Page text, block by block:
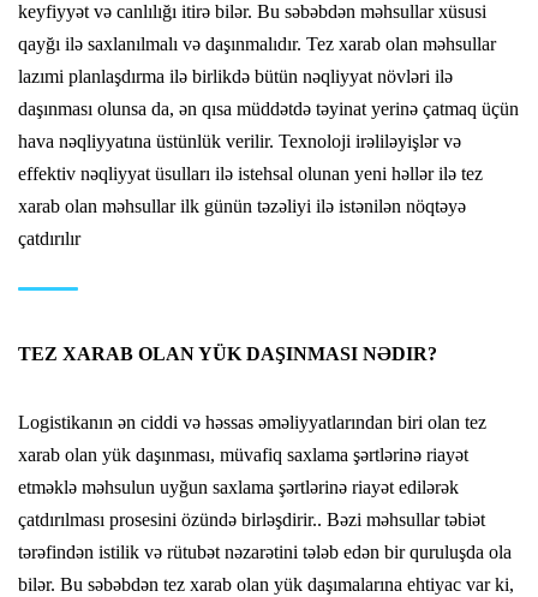
keyfiyyət və canlılığı itirə bilər. Bu səbəbdən məhsullar xüsusi
qayğı ilə saxlanılmalı və daşınmalıdır. Tez xarab olan məhsullar
lazımi planlaşdırma ilə birlikdə bütün nəqliyyat növləri ilə
daşınması olunsa da, ən qısa müddətdə təyinat yerinə çatmaq üçün
hava nəqliyyatına üstünlük verilir. Texnoloji irəliləyişlər və
effektiv nəqliyyat üsulları ilə istehsal olunan yeni həllər ilə tez
xarab olan məhsullar ilk günün təzəliyi ilə istənilən nöqtəyə
çatdırılır
TEZ XARAB OLAN YÜK DAŞINMASI NƏDIR?
Logistikanın ən ciddi və həssas əməliyyatlarından biri olan tez
xarab olan yük daşınması, müvafiq saxlama şərtlərinə riayət
etməklə məhsulun uyğun saxlama şərtlərinə riayət edilərək
çatdırılması prosesini özündə birləşdirir.. Bəzi məhsullar təbiət
tərəfindən istilik və rütubət nəzarətini tələb edən bir quruluşda ola
bilər. Bu səbəbdən tez xarab olan yük daşımalarına ehtiyac var ki,